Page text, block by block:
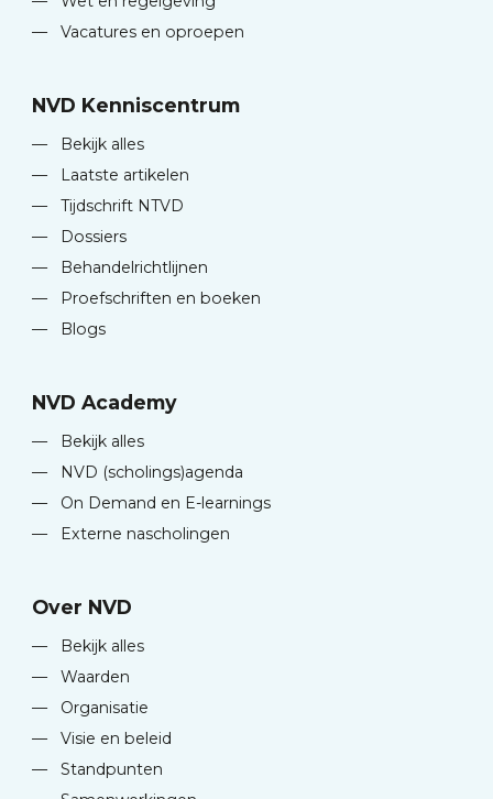
—
Vacatures en oproepen
NVD Kenniscentrum
—
Bekijk alles
—
Laatste artikelen
—
Tijdschrift NTVD
—
Dossiers
—
Behandelrichtlijnen
—
Proefschriften en boeken
—
Blogs
NVD Academy
—
Bekijk alles
—
NVD (scholings)agenda
—
On Demand en E-learnings
—
Externe nascholingen
Over NVD
—
Bekijk alles
—
Waarden
—
Organisatie
—
Visie en beleid
—
Standpunten